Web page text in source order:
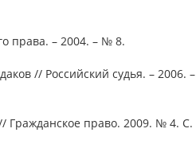
права. – 2004. – № 8.
// Российский судья. – 2006. –
Гражданское право. 2009. № 4. С.